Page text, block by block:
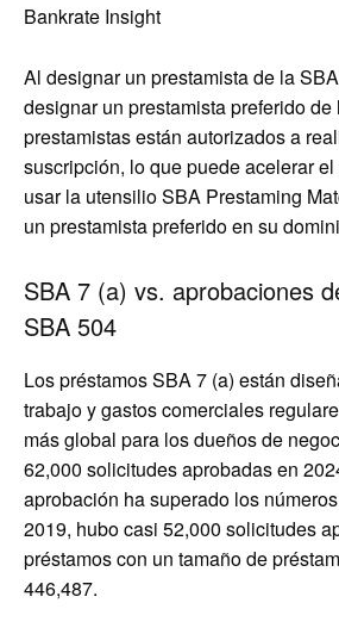
Bankrate Insight
Al designar un prestamista de la
designar un prestamista preferido
prestamistas están autorizados a
suscripción, lo que puede acelerar
usar la utensilio SBA Prestaming
un prestamista preferido en su
SBA 7 (a) vs. aprobaciones
SBA 504
Los préstamos SBA 7 (a) están
trabajo y gastos comerciales
más global para los dueños de
62,000 solicitudes aprobadas en
aprobación ha superado los
2019, hubo casi 52,000 solicitudes
préstamos con un tamaño de
446,487.